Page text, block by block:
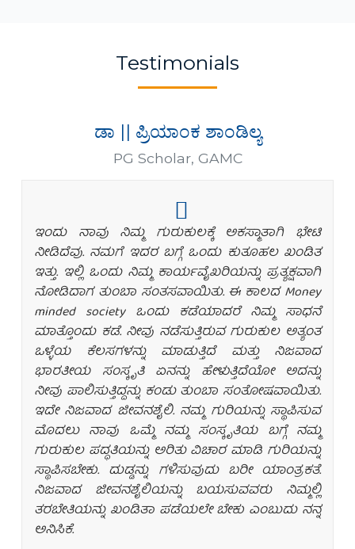
Testimonials
ಡಾ || ಪ್ರಿಯಾಂಕ ಶಾಂಡಿಲ್ಯ
ಇಂದು ನಾವು ನಿಮ್ಮ ಗುರುಕುಲಕ್ಕೆ ಅಕಸ್ಮಾತಾಗಿ ಭೇಟಿ
ನೀಡಿದೆವು. ನಮಗೆ ಇದರ ಬಗ್ಗೆ ಒಂದು ಕುತೂಹಲ ಖಂಡಿತ
ಇತ್ತು. ಇಲ್ಲಿ ಒಂದು ನಿಮ್ಮ ಕಾರ್ಯವೈಖರಿಯನ್ನು ಪ್ರತ್ಯಕ್ಷವಾಗಿ
ನೋಡಿದಾಗ ತುಂಬಾ ಸಂತಸವಾಯಿತು. ಈ ಕಾಲದ Money
minded society ಒಂದು ಕಡೆಯಾದರೆ ನಿಮ್ಮ ಸಾಧನೆ
ಮಾತ್ತೊಂದು ಕಡೆ. ನೀವು ನಡೆಸುತ್ತಿರುವ ಗುರುಕುಲ ಅತ್ಯಂತ
ಒಳ್ಳೆಯ ಕೆಲಸಗಳನ್ನು ಮಾಡುತ್ತಿದೆ ಮತ್ತು ನಿಜವಾದ
ಭಾರತೀಯ ಸಂಸ್ಕೃತಿ ಏನನ್ನು ಹೇಳುತ್ತಿದೆಯೋ ಅದನ್ನು
ನೀವು ಪಾಲಿಸುತ್ತಿದ್ದನ್ನು ಕಂಡು ತುಂಬಾ ಸಂತೋಷವಾಯಿತು.
ಇದೇ ನಿಜವಾದ ಜೀವನಶೈಲಿ. ನಮ್ಮ ಗುರಿಯನ್ನು ಸ್ಥಾಪಿಸುವ
ಮೊದಲು ನಾವು ಒಮ್ಮೆ ನಮ್ಮ ಸಂಸ್ಕೃತಿಯ ಬಗ್ಗೆ ನಮ್ಮ
ಗುರುಕುಲ ಪದ್ಧತಿಯನ್ನು ಅರಿತು ವಿಚಾರ ಮಾಡಿ ಗುರಿಯನ್ನು
ಸ್ಥಾಪಿಸಬೇಕು. ದುಡ್ಡನ್ನು ಗಳಿಸುವುದು ಬರೀ ಯಾಂತ್ರಕತೆ.
ನಿಜವಾದ ಜೀವನಶೈಲಿಯನ್ನು ಬಯಸುವವರು ನಿಮ್ಮಲ್ಲಿ
ತರಬೇತಿಯನ್ನು ಖಂಡಿತಾ ಪಡೆಯಲೇ ಬೇಕು ಎಂಬುದು ನನ್ನ